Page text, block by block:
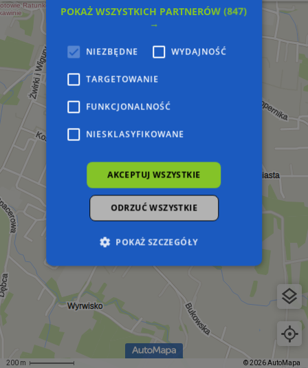
200 m © 2026 AutoMapa
POKAŻ WSZYSTKICH PARTNERÓW(847)
→
NIEZBĘDNE WYDAJNOŚĆ
TARGETOWANIE
FUNKCJONALNOŚĆ
NIESKLASYFIKOWANE
AKCEPTUJ WSZYSTKIE
ODRZUĆ WSZYSTKIE
POKAŻ SZCZEGÓŁY
Niezbędne
Targetowanie
Funkcjonalność
Niesklasyfikowane
Niezbędne pliki cookie umożliwiają korzystanie z
podstawowych funkcji strony internetowej,
takich jak logowanie użytkownika i zarządzanie